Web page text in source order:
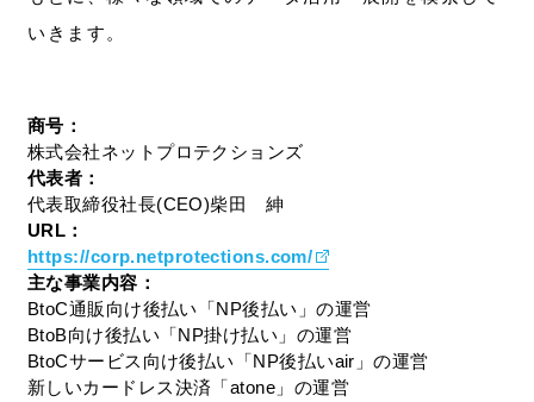
いきます。
商号：
株式会社ネットプロテクションズ
代表者：
代表取締役社長(CEO)柴田 紳
URL：
https://corp.netprotections.com/
主な事業内容：
BtoC通販向け後払い「NP後払い」の運営
BtoB向け後払い「NP掛け払い」の運営
BtoCサービス向け後払い「NP後払いair」の運営
新しいカードレス決済「atone」の運営